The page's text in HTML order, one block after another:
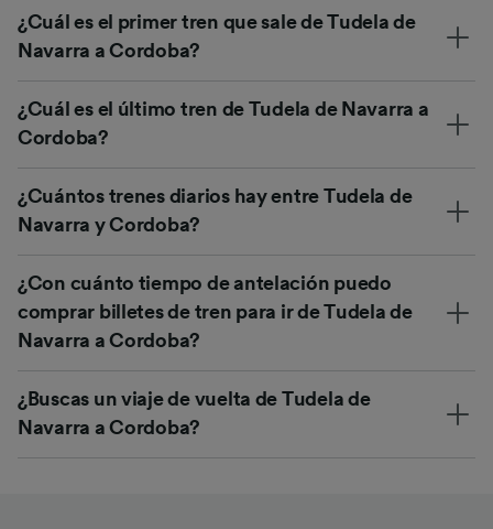
¿Cuál es el primer tren que sale de Tudela de
Navarra a Cordoba?
¿Cuál es el último tren de Tudela de Navarra a
Cordoba?
¿Cuántos trenes diarios hay entre Tudela de
Navarra y Cordoba?
¿Con cuánto tiempo de antelación puedo
comprar billetes de tren para ir de Tudela de
Navarra a Cordoba?
¿Buscas un viaje de vuelta de Tudela de
Navarra a Cordoba?